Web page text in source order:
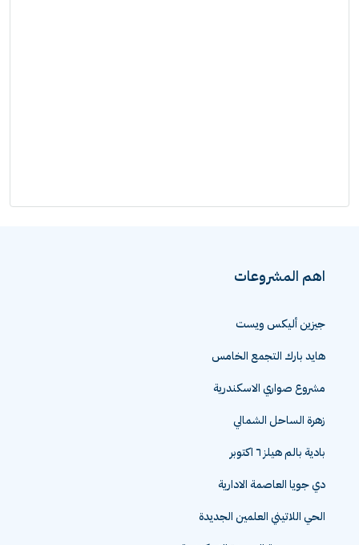
اهم المشروعات
جيزين أليكس ويست
هايد بارك التجمع الخامس
مشروع صواري الاسكندرية
زهرة الساحل الشمالي
بادية بالم هيلز ٦ اكتوبر
دي جويا العاصمة الادارية
الحي اللاتيني العلمين الجديدة